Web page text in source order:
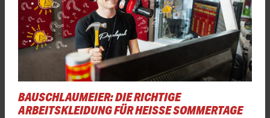
BAUSCHLAUMEIER: DIE RICHTIGE
ARBEITSKLEIDUNG FÜR HEISSE SOMMERTAGE